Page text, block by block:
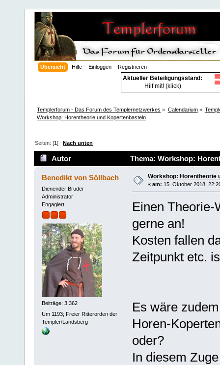
Übersicht Hilfe Einloggen Registrieren
Aktueller Beteiligungsstand:
Hilf mit! (klick)
Templerforum - Das Forum des Templernetzwerkes » Calendarium»
Workshop: Horentheorie und Kopertenbasteln
Seiten: [1]Nach unten
Autor Thema: Workshop:
Benedikt von Söllbach
Dienender Bruder
Administrator
Engagiert
Beiträge: 3.362
Um 1193; Freier Ritterorden der
Templer/Landsberg
Workshop: Horentheorie
« am: 15. Oktober 2018,
Einen Theorie-
gerne an!
Kosten fallen
Zeitpunkt etc.
Es wäre
Horen-
oder?
In diesem